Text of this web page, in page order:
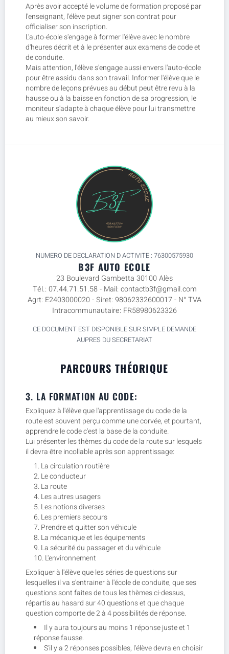
Après avoir accepté le volume de formation proposé par
l'enseignant, l'élève peut signer son contrat pour
officialiser son inscription.
L'auto-école s'engage à former l'élève avec le nombre
d'heures décrit et à le présenter aux examens de code et
de conduite.
Mais attention, l'élève s'engage aussi envers l'auto-école
pour être assidu dans son travail. Informer l'élève que le
nombre de leçons prévues au début peut être revu à la
hausse ou à la baisse en fonction de sa progression, le
moniteur s'adapte à chaque élève pour lui transmettre
au mieux son savoir.
NUMERO DE DECLARATION D ACTIVITE : 76300575930
B3F AUTO ECOLE
23 Boulevard Gambetta 30100 Alès
Tél.: 07.44.71.51.58 - Mail: contactb3f@gmail.com
Agrt: E2403000020 - Siret: 98062332600017 - N° TVA
Intracommunautaire: FR58980623326
CE DOCUMENT EST DISPONIBLE SUR SIMPLE DEMANDE
AUPRES DU SECRETARIAT
PARCOURS THÉORIQUE
3. LA FORMATION AU CODE:
Expliquez à l'élève que l'apprentissage du code de la
route est souvent perçu comme une corvée, et pourtant,
apprendre le code c'est la base de la conduite.
Lui présenter les thèmes du code de la route sur lesquels
il devra être incollable après son apprentissage:
La circulation routière
Le conducteur
La route
Les autres usagers
Les notions diverses
Les premiers secours
Prendre et quitter son véhicule
La mécanique et les équipements
La sécurité du passager et du véhicule
L'environnement
Expliquer à l'élève que les séries de questions sur
lesquelles il va s'entrainer à l'école de conduite, que ses
questions sont faites de tous les thèmes ci-dessus,
répartis au hasard sur 40 questions et que chaque
question comporte de 2 à 4 possibilités de réponse.
Il y aura toujours au moins 1 réponse juste et 1
réponse fausse.
S'il y a 2 réponses possibles, l'élève devra en choisir